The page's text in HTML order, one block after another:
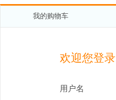
我的购物车
欢迎您登录
用户名